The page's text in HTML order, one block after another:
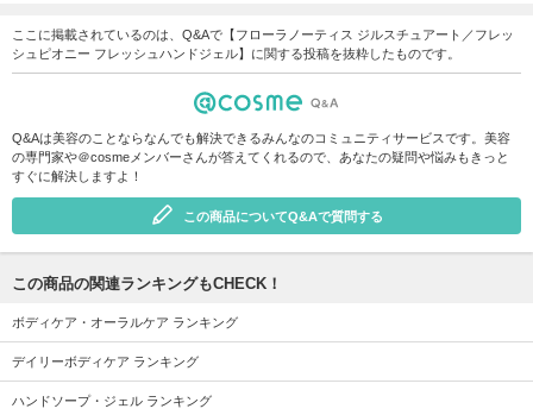
ここに掲載されているのは、Q&Aで【フローラノーティス ジルスチュアート／フレッ
シュピオニー フレッシュハンドジェル】に関する投稿を抜粋したものです。
Q&Aは美容のことならなんでも解決できるみんなのコミュニティサービスです。美容
の専門家や＠cosmeメンバーさんが答えてくれるので、あなたの疑問や悩みもきっと
すぐに解決しますよ！
この商品についてQ&Aで質問する
この商品の関連ランキングもCHECK！
ボディケア・オーラルケア ランキング
デイリーボディケア ランキング
ハンドソープ・ジェル ランキング